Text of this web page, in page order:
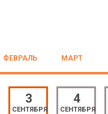
ФЕВРАЛЬ МАРТ
3
СЕНТЯБРЯ
4
СЕНТЯБРЯ